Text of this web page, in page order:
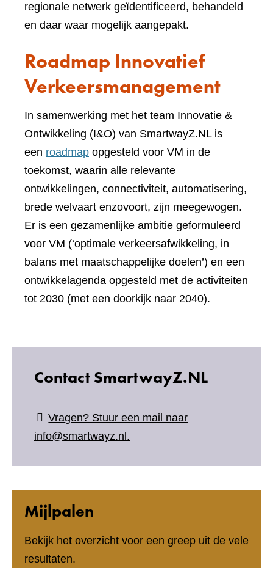
regionale netwerk geïdentificeerd, behandeld
en daar waar mogelijk aangepakt.
Roadmap Innovatief
Verkeersmanagement
In samenwerking met het team Innovatie &
Ontwikkeling (I&O) van SmartwayZ.NL is
een roadmap opgesteld voor VM in de
toekomst, waarin alle relevante
ontwikkelingen, connectiviteit, automatisering,
brede welvaart enzovoort, zijn meegewogen.
Er is een gezamenlijke ambitie geformuleerd
voor VM (‘optimale verkeersafwikkeling, in
balans met maatschappelijke doelen’) en een
ontwikkelagenda opgesteld met de activiteiten
tot 2030 (met een doorkijk naar 2040).
Contact SmartwayZ.NL
Vragen? Stuur een mail naar
info@smartwayz.nl.
Mijlpalen
Bekijk het overzicht voor een greep uit de vele
resultaten.